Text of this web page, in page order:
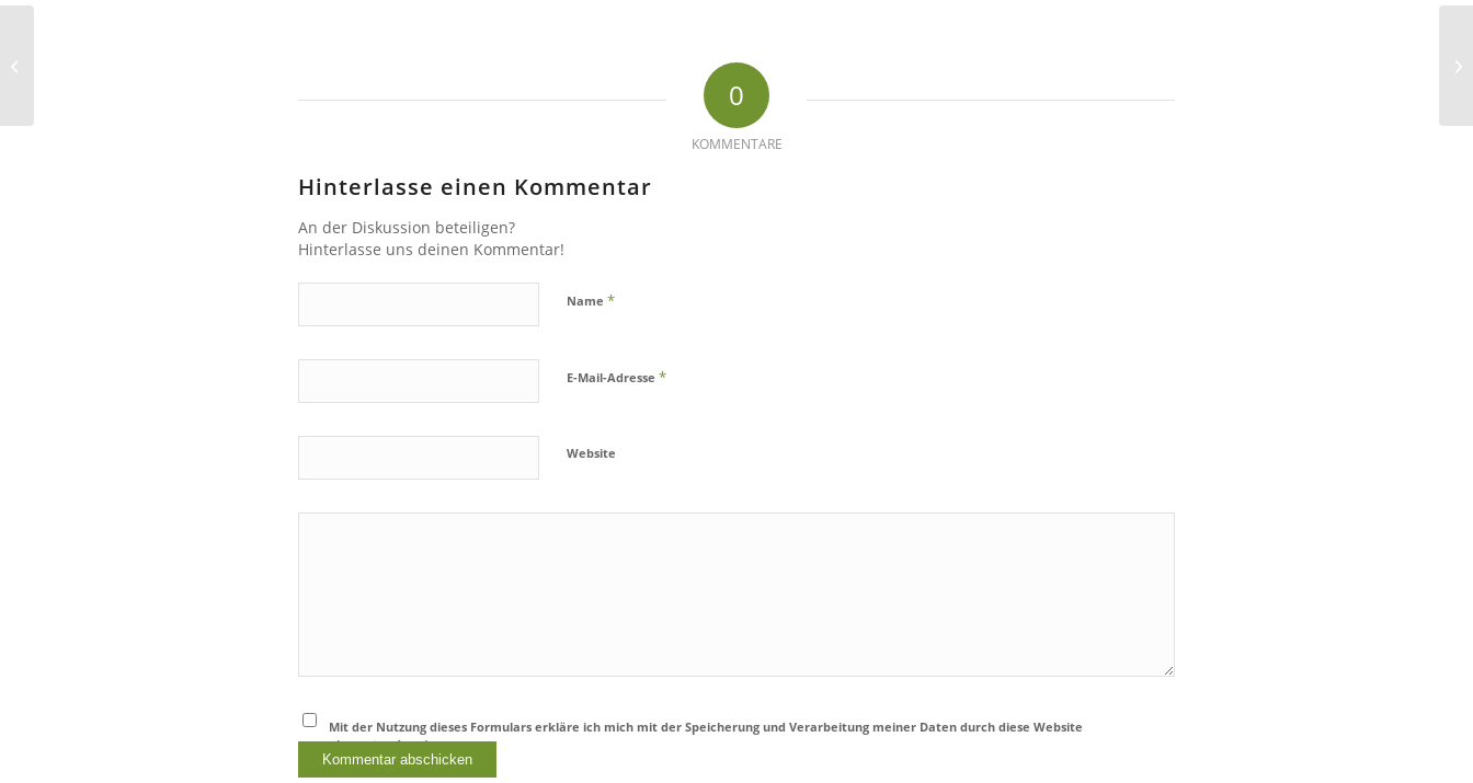
0
KOMMENTARE
Hinterlasse einen Kommentar
An der Diskussion beteiligen?
Hinterlasse uns deinen Kommentar!
Name *
E-Mail-Adresse *
Website
Mit der Nutzung dieses Formulars erkläre ich mich mit der Speicherung und Verarbeitung meiner Daten durch diese Website
einverstanden.*